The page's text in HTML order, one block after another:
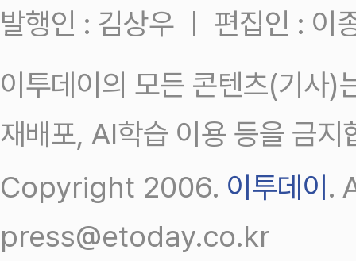
발행인 : 김상우 ㅣ 편집인 : 이
이투데이의 모든 콘텐츠(기사)
재배포, AI학습 이용 등을 금지
Copyright 2006. 이투데이 .
press@etoday.co.kr